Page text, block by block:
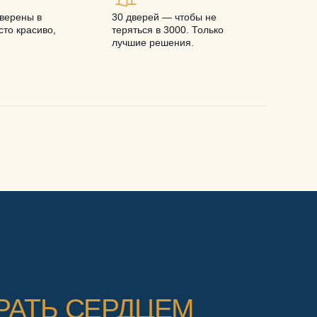
в
красиво,
30 дверей — чтобы не
теряться в 3000. Только
лучшие решения.
СЕРДЦЕМ